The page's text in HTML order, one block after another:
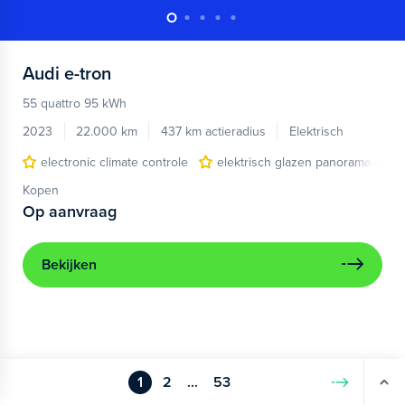
Audi e-tron
55 quattro 95 kWh
2023
22.000 km 437 km actieradius
Elektrisch
electronic climate controle
elektrisch glazen panorama-dak
Kopen
Op aanvraag
Bekijken
1 2 ... 53 Volgende